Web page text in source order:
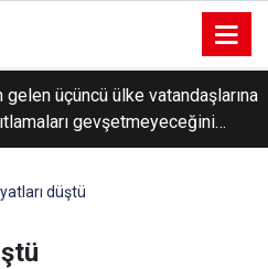
gelen üçüncü ülke vatandaşlarına
gevşetmeyeceğini
düştü